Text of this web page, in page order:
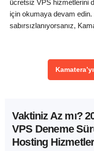
ücretsiz VPS hizmetlerini
için okumaya devam
sabırsızlanıyorsanız,
Vaktiniz Az mı?
VPS Deneme
Hosting